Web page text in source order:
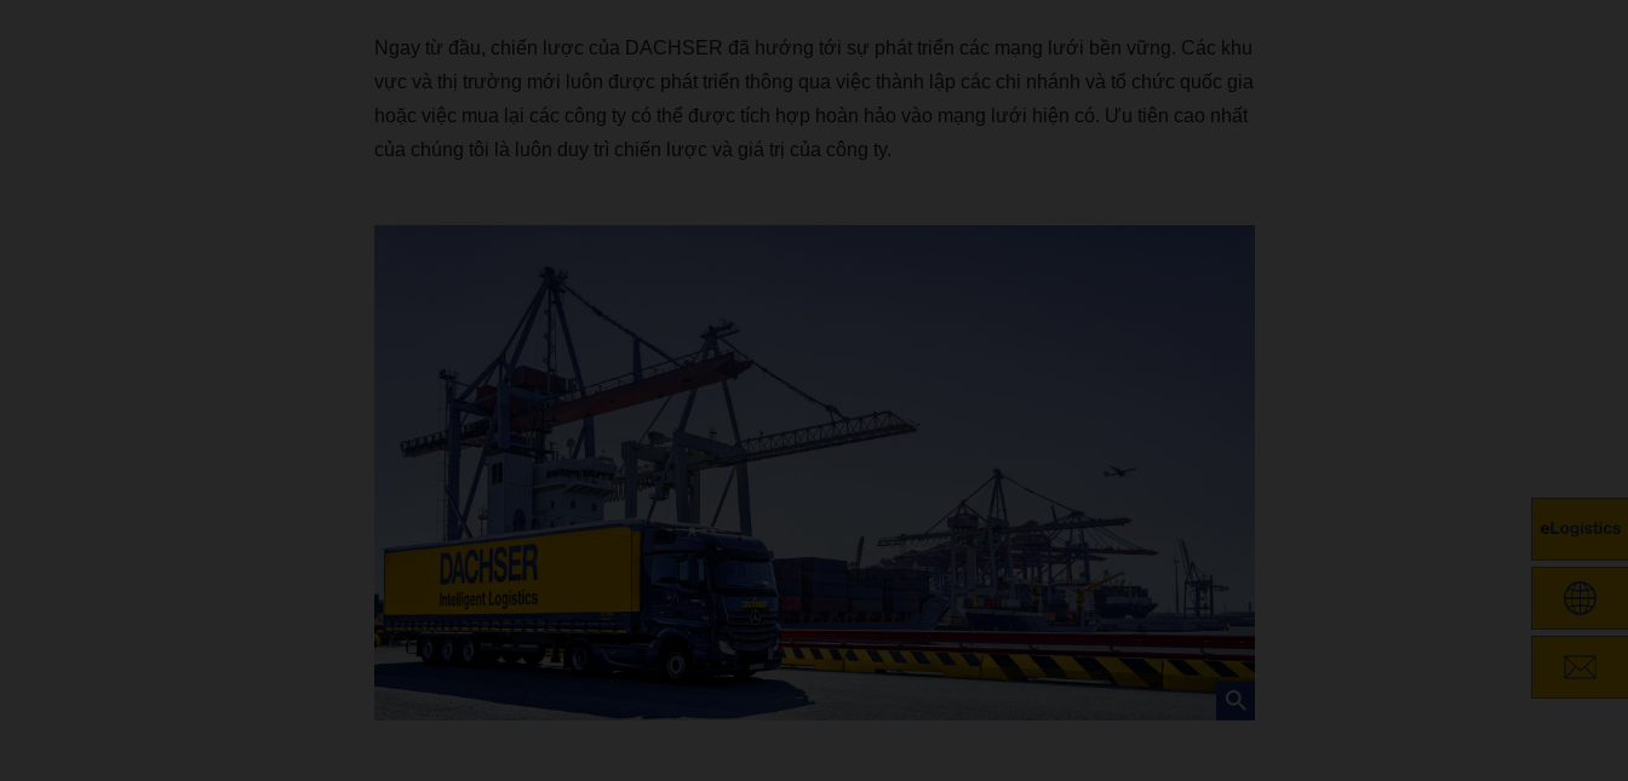
Ngay từ đầu, chiến lược của DACHSER đã hướng tới sự phát triển các mạng lưới bền vững. Các khu
vực và thị trường mới luôn được phát triển thông qua việc thành lập các chi nhánh và tổ chức quốc gia
hoặc việc mua lại các công ty có thể được tích hợp hoàn hảo vào mạng lưới hiện có. Ưu tiên cao nhất
của chúng tôi là luôn duy trì chiến lược và giá trị của công ty.